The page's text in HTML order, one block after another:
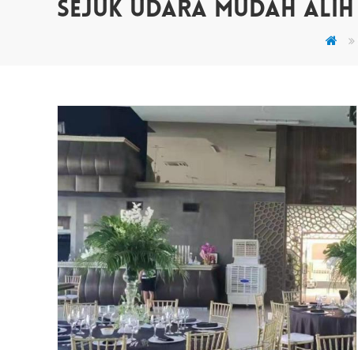
SEJUK UDARA MUDAH ALIH